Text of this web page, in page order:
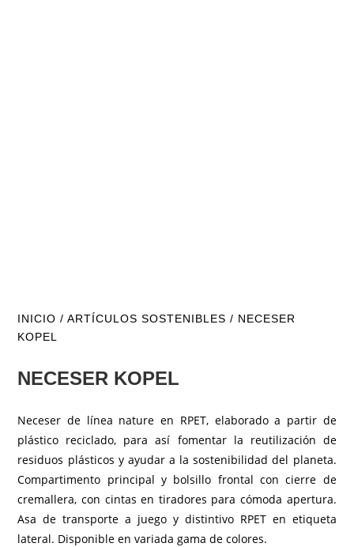
INICIO /ARTÍCULOS SOSTENIBLES / NECESER
KOPEL
NECESER KOPEL
Neceser de línea nature en RPET, elaborado a partir de
plástico reciclado, para así fomentar la reutilización de
residuos plásticos y ayudar a la sostenibilidad del planeta.
Compartimento principal y bolsillo frontal con cierre de
cremallera, con cintas en tiradores para cómoda apertura.
Asa de transporte a juego y distintivo RPET en etiqueta
lateral. Disponible en variada gama de colores.